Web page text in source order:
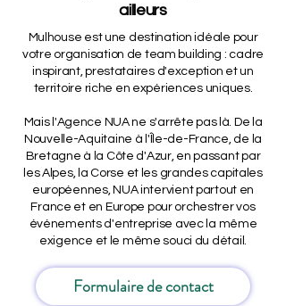
ailleurs
Mulhouse est une destination idéale pour
votre organisation de team building : cadre
inspirant, prestataires d'exception et un
territoire riche en expériences uniques.
Mais l'Agence NUA ne s'arrête pas là. De la
Nouvelle-Aquitaine à l'Île-de-France, de la
Bretagne à la Côte d'Azur, en passant par
les Alpes, la Corse et les grandes capitales
européennes, NUA intervient partout en
France et en Europe pour orchestrer vos
événements d'entreprise avec la même
exigence et le même souci du détail.
Formulaire de contact